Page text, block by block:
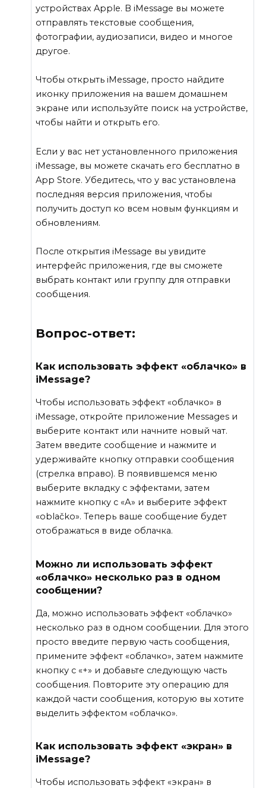
устройствах Apple. В iMessage вы можете
отправлять текстовые сообщения,
фотографии, аудиозаписи, видео и многое
другое.
Чтобы открыть iMessage, просто найдите
иконку приложения на вашем домашнем
экране или используйте поиск на устройстве,
чтобы найти и открыть его.
Если у вас нет установленного приложения
iMessage, вы можете скачать его бесплатно в
App Store. Убедитесь, что у вас установлена
последняя версия приложения, чтобы
получить доступ ко всем новым функциям и
обновлениям.
После открытия iMessage вы увидите
интерфейс приложения, где вы сможете
выбрать контакт или группу для отправки
сообщения.
Вопрос-ответ:
Как использовать эффект «облачко» в
iMessage?
Чтобы использовать эффект «облачко» в
iMessage, откройте приложение Messages и
выберите контакт или начните новый чат.
Затем введите сообщение и нажмите и
удерживайте кнопку отправки сообщения
(стрелка вправо). В появившемся меню
выберите вкладку с эффектами, затем
нажмите кнопку с «А» и выберите эффект
«oblačko». Теперь ваше сообщение будет
отображаться в виде облачка.
Можно ли использовать эффект
«облачко» несколько раз в одном
сообщении?
Да, можно использовать эффект «облачко»
несколько раз в одном сообщении. Для этого
просто введите первую часть сообщения,
примените эффект «облачко», затем нажмите
кнопку с «+» и добавьте следующую часть
сообщения. Повторите эту операцию для
каждой части сообщения, которую вы хотите
выделить эффектом «облачко».
Как использовать эффект «экран» в
iMessage?
Чтобы использовать эффект «экран» в